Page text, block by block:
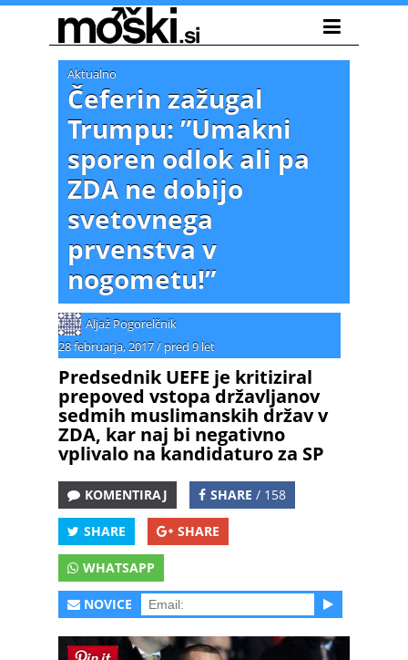
Aktualno
Čeferin zažugal
Trumpu: ”Umakni
sporen odlok ali pa
ZDA ne dobijo
svetovnega
prvenstva v
nogometu!”
Aljaž Pogorelčnik
28 februarja, 2017/ pred 9 let
Predsednik UEFE je kritiziral
prepoved vstopa državljanov
sedmih muslimanskih držav v
ZDA, kar naj bi negativno
vplivalo na kandidaturo za SP
KOMENTIRAJ SHARE / 158
SHARE SHARE
WHATSAPP
NOVICE